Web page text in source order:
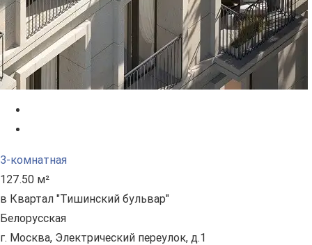
3-комнатная
127.50 м²
в Квартал "Тишинский бульвар"
Белорусская
г. Москва, Электрический переулок, д.1